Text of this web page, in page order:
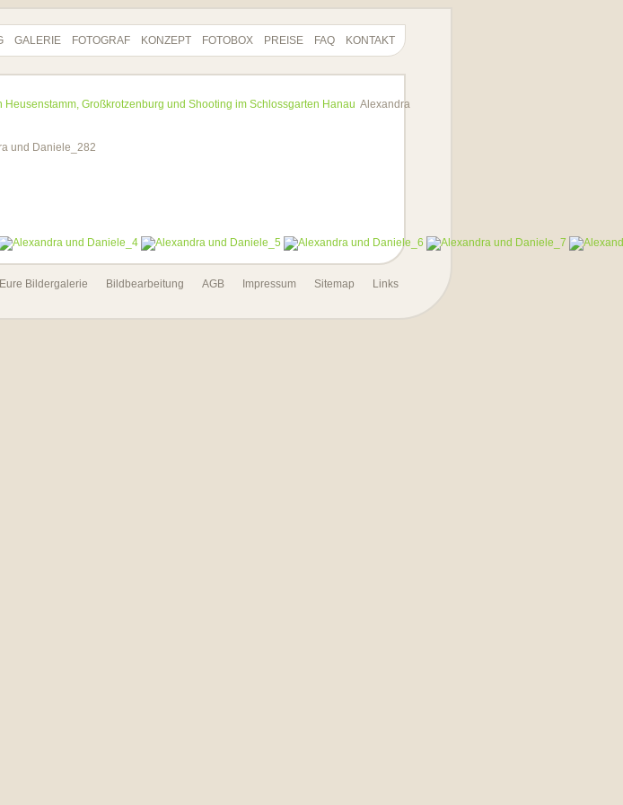
GALERIE FOTOGRAF KONZEPT FOTOBOX PREISE FAQ KONTAKT
Großkrotzenburg und Shooting im Schlossgarten Hanau Alexandra
Eure Bildergalerie Bildbearbeitung AGB Impressum Sitemap Links